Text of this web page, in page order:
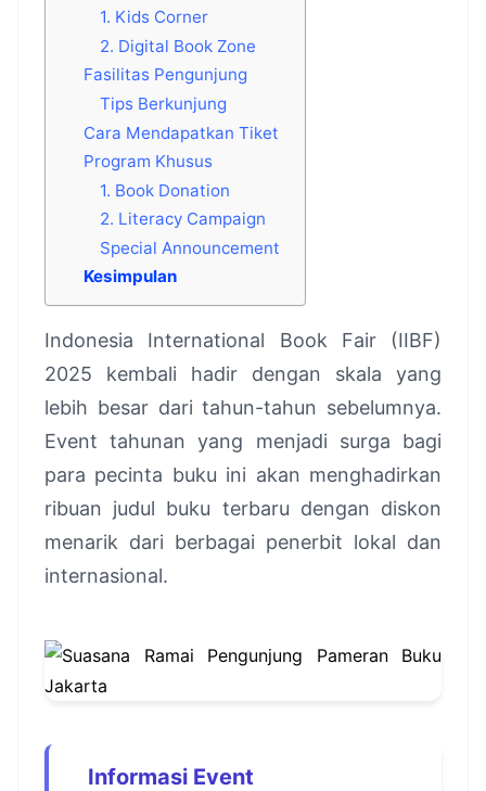
1. Kids Corner
2. Digital Book Zone
Fasilitas Pengunjung
Tips Berkunjung
Cara Mendapatkan Tiket
Program Khusus
1. Book Donation
2. Literacy Campaign
Special Announcement
Kesimpulan
Indonesia International Book Fair (IIBF)
2025 kembali hadir dengan skala yang
lebih besar dari tahun-tahun sebelumnya.
Event tahunan yang menjadi surga bagi
para pecinta buku ini akan menghadirkan
ribuan judul buku terbaru dengan diskon
menarik dari berbagai penerbit lokal dan
internasional.
Informasi Event